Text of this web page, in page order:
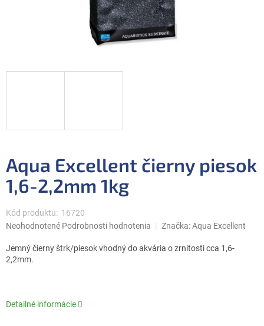
Aqua Excellent čierny piesok
1,6-2,2mm 1kg
Kód produktu: 16720
Priemerné
produktu
je
hviezdičiek.
Neohodnotené Podrobnosti hodnotenia Značka:Aqua Excellent
Jemný čierny štrk/piesok vhodný do akvária o zrnitosti cca 1,6-
2,2mm.
Detailné informácie